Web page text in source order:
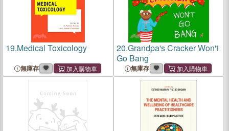
19.Medical Toxicology
無庫存
20.Grandpa's Cracker Won't
Go Bang
無庫存